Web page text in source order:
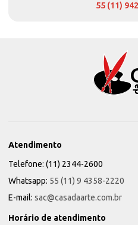
55 (11)
Atendimento
Telefone: (11) 2344-2600
Whatsapp: 55 (11) 9 4358-2220
E-mail: sac@casadaarte.com.br
Horário de atendimento